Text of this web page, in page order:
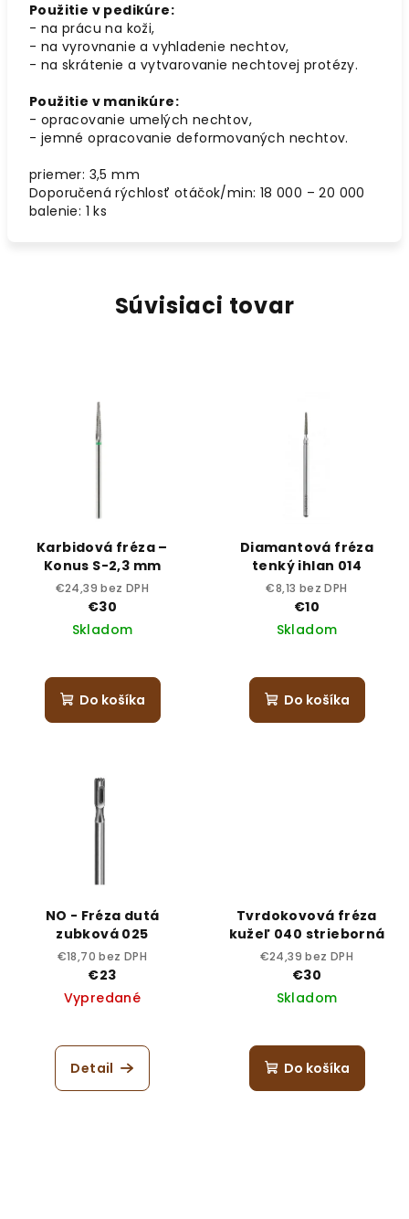
Použitie v pedikúre:
- na prácu na koži,
- na vyrovnanie a vyhladenie nechtov,
- na skrátenie a vytvarovanie nechtovej protézy.
Použitie v manikúre:
- opracovanie umelých nechtov,
- jemné opracovanie deformovaných nechtov.
priemer: 3,5 mm
Doporučená rýchlosť otáčok/min: 18 000 – 20 000
balenie: 1 ks
Súvisiaci tovar
Karbidová fréza –
Konus S-2,3 mm
€24,39 bez DPH
€30
Skladom
Do košíka
Diamantová fréza
tenký ihlan 014
€8,13 bez DPH
€10
Skladom
Do košíka
NO - Fréza dutá
zubková 025
€18,70 bez DPH
€23
Vypredané
Detail
Tvrdokovová fréza
kužeľ 040 strieborná
€24,39 bez DPH
€30
Skladom
Do košíka